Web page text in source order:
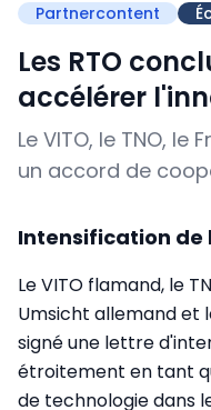
Partnercontent
Les RTO
accélérer
Le VITO, le TNO, le
un accord de
Intensification de
Le VITO flamand, le
Umsicht allemand et
signé une lettre
étroitement en tant
de technologie dans